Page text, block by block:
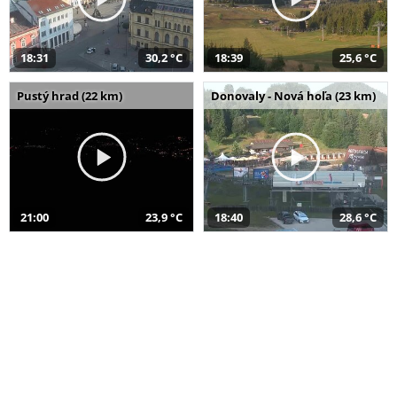
18:31 30,2 °C 18:39 25,6 °C
Pustý hrad (22 km)
21:00 23,9 °C
Donovaly - Nová hoľa (23 km)
18:40 28,6 °C